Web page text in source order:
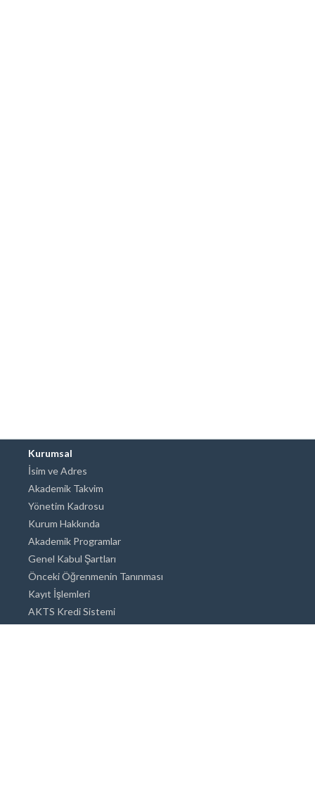
Kurumsal
İsim ve Adres
Akademik Takvim
Yönetim Kadrosu
Kurum Hakkında
Akademik Programlar
Genel Kabul Şartları
Önceki Öğrenmenin Tanınması
Kayıt İşlemleri
AKTS Kredi Sistemi